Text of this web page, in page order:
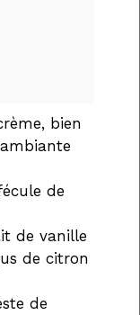
bien
de
de vanille
de citron
de